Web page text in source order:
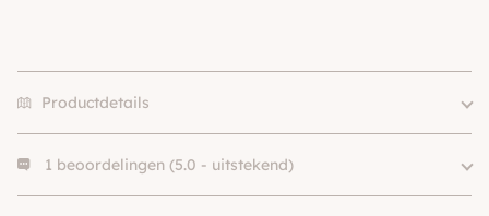
Productdetails
Eiwitbron
Eend, Kip
Klein (0 – 10kg), Middel (10 –
1 beoordelingen (5.0 - uitstekend)